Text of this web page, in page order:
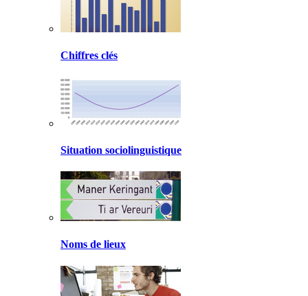
Chiffres clés
Situation sociolinguistique
Noms de lieux